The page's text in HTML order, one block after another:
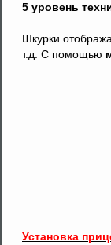
5 уровень
Шкурки
т.д. С помощью
Установка